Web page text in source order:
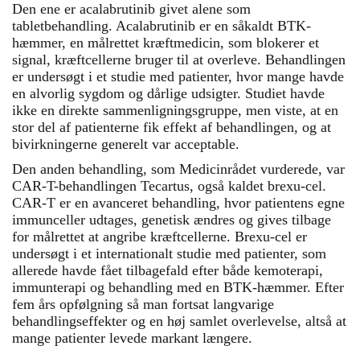
Den ene er acalabrutinib givet alene som
tabletbehandling. Acalabrutinib er en såkaldt BTK-
hæmmer, en målrettet kræftmedicin, som blokerer et
signal, kræftcellerne bruger til at overleve. Behandlingen
er undersøgt i et studie med patienter, hvor mange havde
en alvorlig sygdom og dårlige udsigter. Studiet havde
ikke en direkte sammenligningsgruppe, men viste, at en
stor del af patienterne fik effekt af behandlingen, og at
bivirkningerne generelt var acceptable.
Den anden behandling, som Medicinrådet vurderede, var
CAR-T-behandlingen Tecartus, også kaldet brexu-cel.
CAR-T er en avanceret behandling, hvor patientens egne
immunceller udtages, genetisk ændres og gives tilbage
for målrettet at angribe kræftcellerne. Brexu-cel er
undersøgt i et internationalt studie med patienter, som
allerede havde fået tilbagefald efter både kemoterapi,
immunterapi og behandling med en BTK-hæmmer. Efter
fem års opfølgning så man fortsat langvarige
behandlingseffekter og en høj samlet overlevelse, altså at
mange patienter levede markant længere.